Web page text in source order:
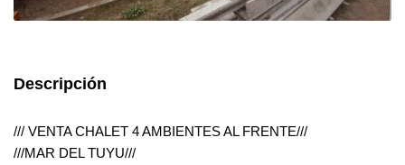
Descripción
/// VENTA CHALET 4 AMBIENTES AL FRENTE///
///MAR DEL TUYU///